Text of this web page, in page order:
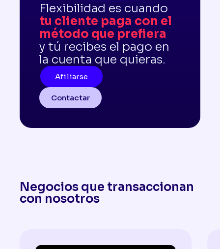
Flexibilidad es cuando
tu cliente paga con el
método que prefiera
y tú recibes el pago en
la cuenta que quieras.
Afiliarse
Contactar
Negocios que transaccionan
con nosotros